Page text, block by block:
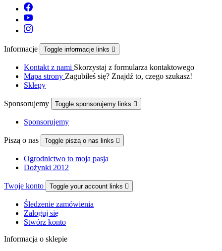
Informacje Toggle informacje links 
Kontakt z nami Skorzystaj z formularza kontaktowego
Mapa strony Zagubiłeś się? Znajdź to, czego szukasz!
Sklepy
Sponsorujemy Toggle sponsorujemy links 
Sponsorujemy
Piszą o nas Toggle piszą o nas links 
Ogrodnictwo to moja pasja
Dożynki 2012
Twoje konto Toggle your account links 
Śledzenie zamówienia
Zaloguj się
Stwórz konto
Informacja o sklepie